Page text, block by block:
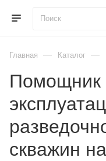
Главная — Каталог —
Помощник
скважин